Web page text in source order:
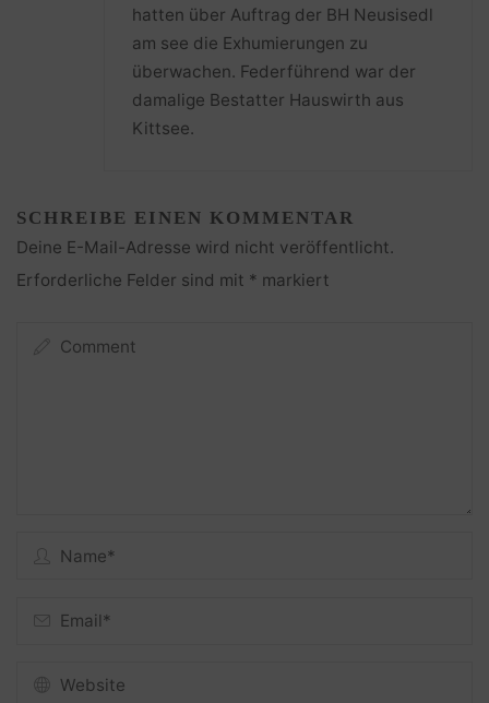
hatten über Auftrag der BH Neusisedl
am see die Exhumierungen zu
überwachen. Federführend war der
damalige Bestatter Hauswirth aus
Kittsee.
SCHREIBE EINEN KOMMENTAR
Deine E-Mail-Adresse wird nicht veröffentlicht.
Erforderliche Felder sind mit * markiert